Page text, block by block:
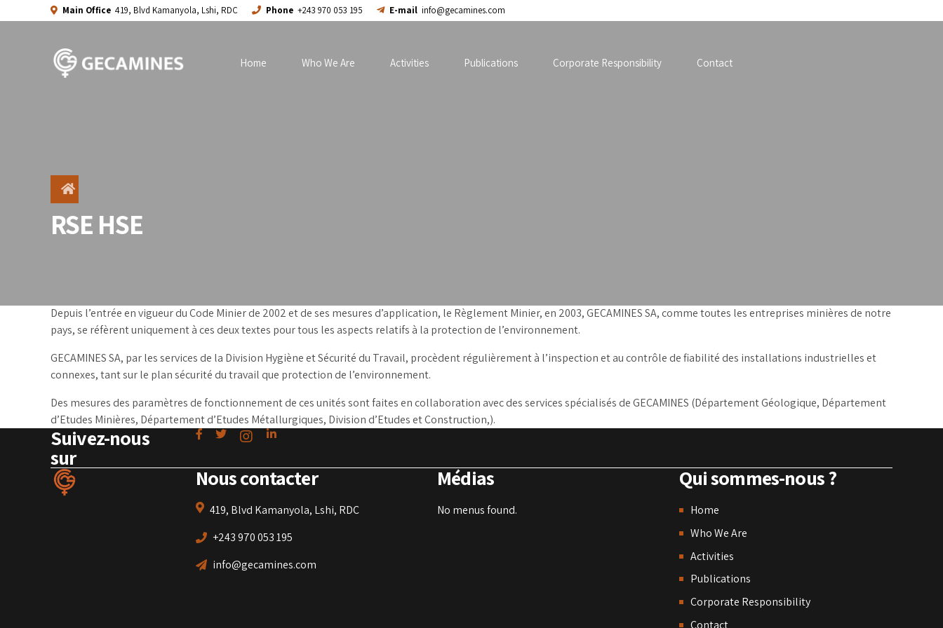
Main Office 419, Blvd Kamanyola, Lshi, RDC Phone +243 970 053 195 E-mail info@gecamines.com
Home Who We Are Activities Publications Corporate Responsibility Contact
RSE HSE
Depuis l’entrée en vigueur du Code Minier de 2002 et de ses mesures d’application, le Règlement Minier, en 2003, GECAMINES SA, comme toutes les entreprises minières de notre
pays, se réfèrent uniquement à ces deux textes pour tous les aspects relatifs à la protection de l’environnement.
GECAMINES SA, par les services de la Division Hygiène et Sécurité du Travail, procèdent régulièrement à l’inspection et au contrôle de fiabilité des installations industrielles et
connexes, tant sur le plan sécurité du travail que protection de l’environnement.
Des mesures des paramètres de fonctionnement de ces unités sont faites en collaboration avec des services spécialisés de GECAMINES (Département Géologique, Département
d’Etudes Minières, Département d’Etudes Métallurgiques, Division d’Etudes et Construction,).
Suivez-nous
sur
Nous contacter
419, Blvd Kamanyola, Lshi, RDC
+243 970 053 195
info@gecamines.com
Médias
No menus found.
Qui sommes-nous ?
Home
Who We Are
Activities
Publications
Corporate Responsibility
Contact